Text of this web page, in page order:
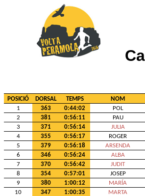
POSICIÓ DORSAL TEMPS NOM
1
363 0:44:02 POL
2
381 0:56:11 PAU
3
371 0:56:14 JULIA
4
355 0:56:17 ROGER
5
379 0:56:18 ARSENDA
6
346 0:56:24 ALBA
7
370 0:56:42 JUDIT
8
354 0:57:01 JOSEP
9
380 1:00:12 MARÍA
10
347 1:00:35 MARTA